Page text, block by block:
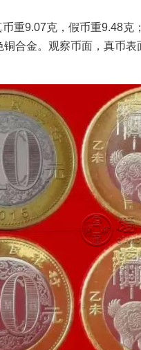
9.07克，假币重9.48克
合金。观察币面，真币